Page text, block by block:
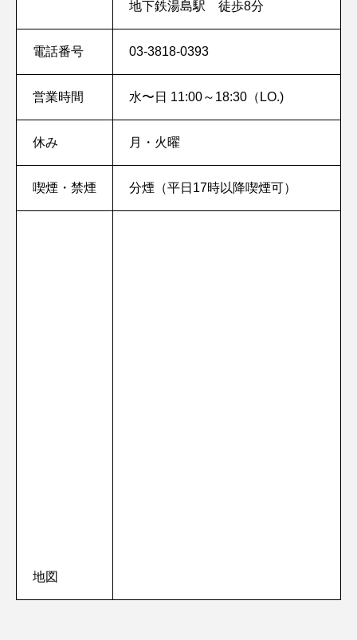
地下鉄湯島駅 徒歩8分
電話番号 03-3818-0393
営業時間 水〜日 11:00～18:30（LO.)
休み 月・火曜
喫煙・禁煙 分煙（平日17時以降喫煙可）
地図